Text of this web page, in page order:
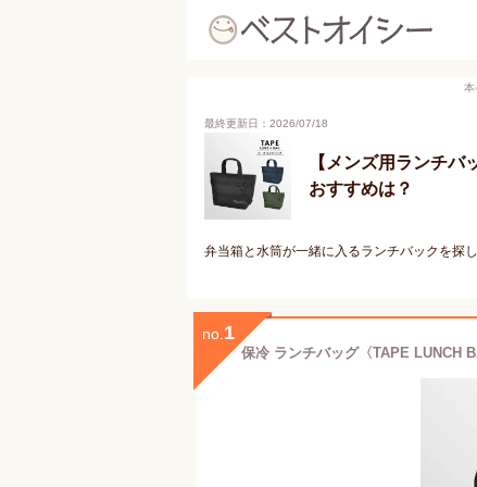
本
最終更新日：2026/07/18
【メンズ用ランチ
おすすめは？
弁当箱と水筒が一緒に入るランチバックを探
no. 1